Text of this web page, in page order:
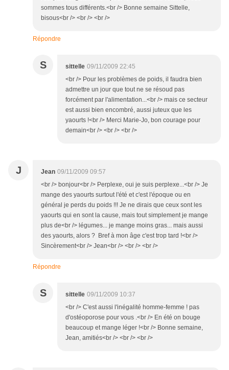
sommes tous différents.<br /> Bonne semaine Sittelle,
bisous<br /> <br /> <br />
Répondre
S sittelle 09/11/2009 22:45
<br /> Pour les problèmes de poids, il faudra bien
admettre un jour que tout ne se résoud pas
forcément par l'alimentation...<br /> mais ce secteur
est aussi bien encombré, aussi juteux que les
yaourts !<br /> Merci Marie-Jo, bon courage pour
demain<br /> <br /> <br />
J Jean 09/11/2009 09:57
<br /> bonjour<br /> Perplexe, oui je suis perplexe...<br /> Je
mange des yaourts surtout l'été et c'est l'époque ou en
général je perds du poids !!! Je ne dirais que ceux sont les
yaourts qui en sont la cause, mais tout simplement je mange
plus de<br /> légumes... je mange moins gras... mais aussi
des yaourts, alors ? Bref à mon âge c'est trop tard !<br />
Sincèrement<br /> Jean<br /> <br /> <br />
Répondre
S sittelle 09/11/2009 10:37
<br /> C'est aussi l'inégalité homme-femme ! pas
d'ostéoporose pour vous .<br /> En été on bouge
beaucoup et mange léger !<br /> Bonne semaine,
Jean, amitiés<br /> <br /> <br />